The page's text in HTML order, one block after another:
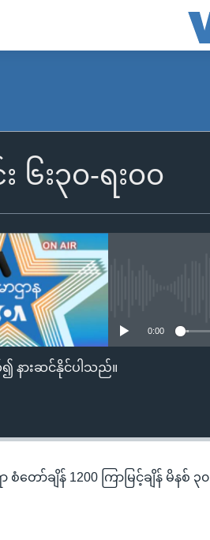
၆း၃၀-ရး၀၀
0:00
နားဆင်နိုင်ပါသည်။
တော်ချိန် 1200 ကြာမြင့်ချိန် မိနစ် ၃၀